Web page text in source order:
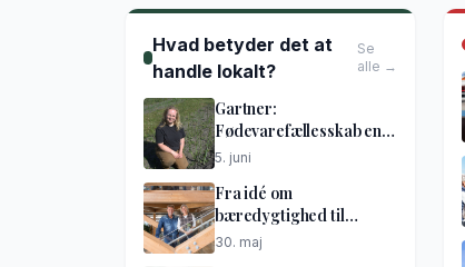
Hvad betyder det at
handle lokalt?
Se
alle →
Gartner:
Fødevarefællesskab en
god idé
5. juni
Fra idé om
bæredygtighed til
netværkshus
30. maj